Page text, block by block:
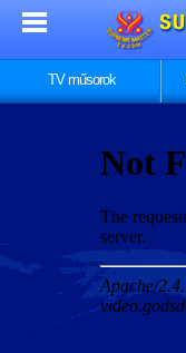
TV műsorok